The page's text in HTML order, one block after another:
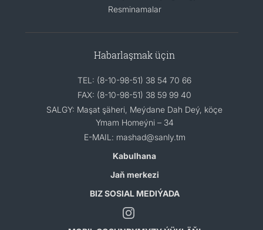
Resminamalar
Habarlaşmak üçin
TEL: (8-10-98-51) 38 54 70 66
FAX: (8-10-98-51) 38 59 99 40
SALGY: Maşat şäheri, Meýdane Dah Deý, köçe
Ymam Homeýni – 34
E-MAIL: mashad@sanly.tm
Kabulhana
Jaň merkezi
BIZ SOSIAL MEDIÝADA